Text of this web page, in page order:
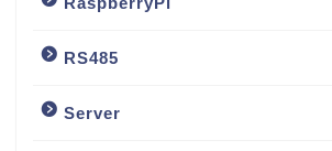
RS485
Server